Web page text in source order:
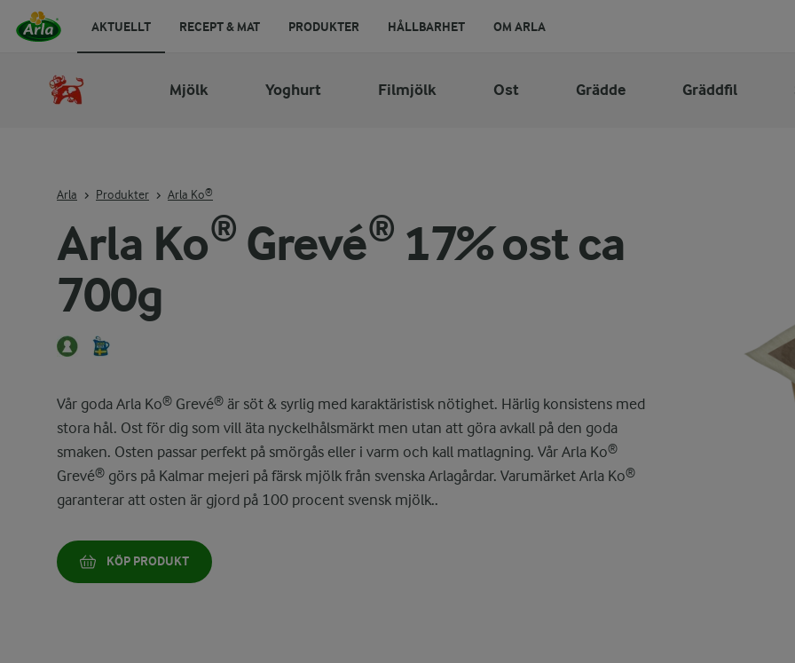
AKTUELLT RECEPT & MAT PRODUKTER HÅLLBARHET OM ARLA
Mjölk Yoghurt Filmjölk Ost Grädde Gräddfil
Arla Produkter Arla Ko®
Arla Ko® Grevé® 17% ost ca
700g
KÖP PRODUKT
Vår goda Arla Ko® Grevé® är söt & syrlig med karaktäristisk nötighet. Härlig konsistens med
stora hål. Ost för dig som vill äta nyckelhålsmärkt men utan att göra avkall på den goda
smaken. Osten passar perfekt på smörgås eller i varm och kall matlagning. Vår Arla Ko®
Grevé® görs på Kalmar mejeri på färsk mjölk från svenska Arlagårdar. Varumärket Arla Ko®
garanterar att osten är gjord på 100 procent svensk mjölk..